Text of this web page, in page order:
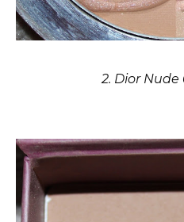
2. Dior Nude